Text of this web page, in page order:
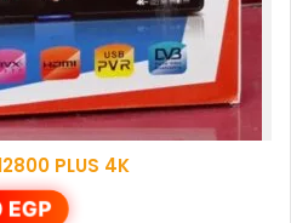
PLUS 4K
EGP